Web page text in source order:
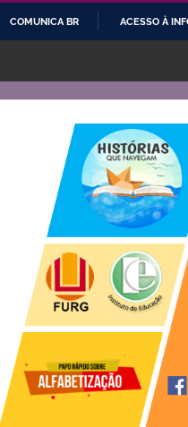
O
CONTEÚDO
COMUNICA BR ACESSO À